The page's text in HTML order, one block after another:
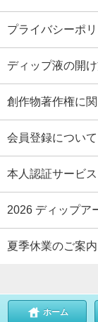
プライバシーポ
ディップ液の開
創作物著作権に
会員登録について
本人認証サービ
2026 ディップア
夏季休業のご案内
ホーム